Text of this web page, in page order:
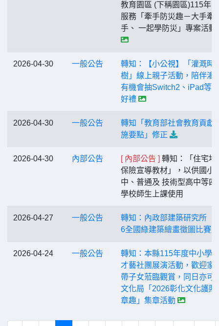
教育園區 (下稱園區)115年
服務「牽手防災趣－大手牽
手、 一起學防災」專案活動
2026-04-30 一般公告
轉知：【小公視】「灌溉時
樹」線上親子活動，陪伴灌
有機會抽Switch2、iPad等
好禮
2026-04-30 一般公告
轉知「教育部社會教育貢獻
施要點」修正
2026-04-30 內部公告 [ 內部公告 ] 轉知：「住宅地
保險宣導教材」，以供國小
中、普通及 技術型高中等四
學校師生上課使用
2026-04-27 一般公告
轉知：內政部建築研究所「
6全國綠建築繪畫徵圖比賽」
2026-04-24 一般公告
轉知：本縣115年度中小學
才藝社團展演活動，歡迎家
帶子女蒞臨觀賞，同日亦可
文化局「2026彰化文化護照
章趣」集章活動